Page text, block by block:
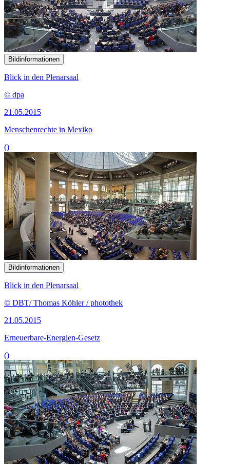
Bildinformationen
Blick in den Plenarsaal
© dpa
21.05.2015
Menschenrechte in Mexiko
()
Bildinformationen
Blick in den Plenarsaal
© DBT/ Thomas Köhler / photothek
21.05.2015
Erneuerbare-Energien-Gesetz
()